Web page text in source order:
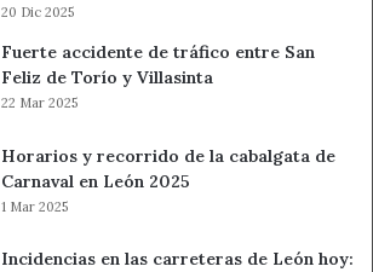
20 Dic 2025
Fuerte accidente de tráfico entre San
Feliz de Torío y Villasinta
22 Mar 2025
Horarios y recorrido de la cabalgata de
Carnaval en León 2025
1 Mar 2025
Incidencias en las carreteras de León hoy: